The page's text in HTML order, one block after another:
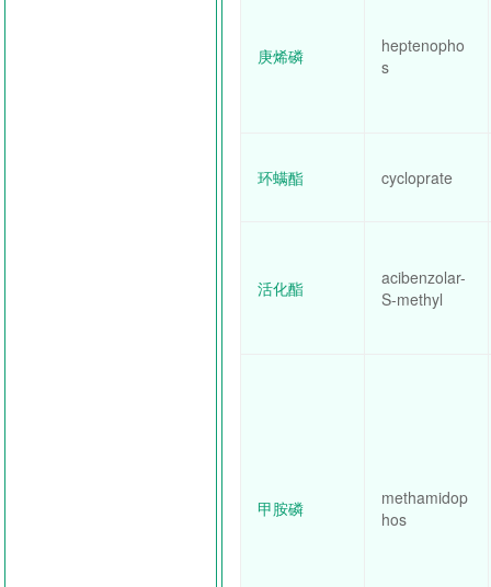
庚烯磷
heptenopho
s
环螨酯 cycloprate
活化酯
acibenzolar-
S-methyl
甲胺磷
methamidop
hos